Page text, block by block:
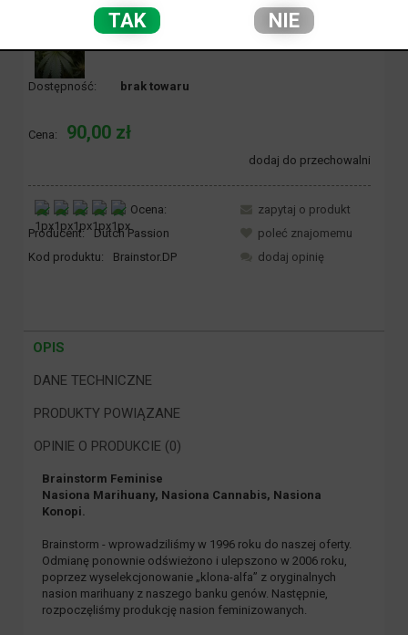
Dostępność: brak towaru
Cena: 90,00 zł
dodaj do przechowalni
Ocena:
Producent: Dutch Passion
Kod produktu:
Brainstor.DP
zapytaj o produkt
poleć znajomemu
dodaj opinię
OPIS
DANE TECHNICZNE
PRODUKTY POWIĄZANE
OPINIE O PRODUKCIE (0)
Brainstorm Feminise
Nasiona Marihuany, Nasiona Cannabis, Nasiona
Konopi.
Brainstorm - wprowadziliśmy w 1996 roku do naszej oferty.
Odmianę ponownie odświeżono i ulepszono w 2006 roku,
poprzez wyselekcjonowanie „klona-alfa” z oryginalnych
nasion marihuany z naszego banku genów. Następnie,
rozpoczęliśmy produkcję nasion feminizowanych.
TAK NIE